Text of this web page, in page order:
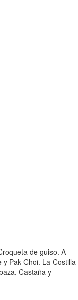
de guiso. A
Pak Choi. La Costilla
Castaña y